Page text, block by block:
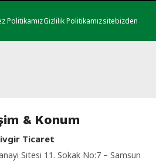
PolitikamızGizlilik Politikamızsitebizden
& Konum
Ticaret
Sitesi 11. Sokak No:7 – Samsun